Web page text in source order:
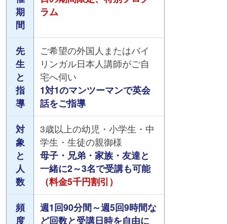
期
間
ラム
先
生
と
指
導
ご希望の外国人またはバイ
リンガル日本人講師がご自
宅へ伺い
1対1のマンツーマンで英会
話をご指導
対
象
と
人
数
3歳以上の幼児・小学生・中
学生・生徒の親御様
母子・兄弟・家族・友達と
一緒に2～3名で受講も可能
（料金5千円割引）
頻
度
週1回90分間～週5回9時間な
ど回数と受講日時を自由に